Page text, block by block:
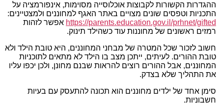
ההגדרות הקשורות לקבוצות אוכלוסייה מסוימות, אינפורמציה על
התכניות וטפסים שונים מצויים באתר האגף למחוננים ולמצטיינים:
https://parents.education.gov.il/prhnet/gifted אפשר לזהות
רמזים ראשונים של מחוננות עוד כשהילד תינוק.
חשוב לזכור שכל המטרה של מבחני המחוננים, היא טובת הילד ולא
טובת ההורים. לעיתים, ייתכן מצב בו הילד לא מתאים לתוכניות
המחוננים, אבל ההורים רוצים להראות שבנם מחונן, ולכן יכפו עליו
את התהליך שלא בצדק.
סימן אחד של ילדים מחוננים הוא תכונה להתעסק עם בעיות
חשבוניות.